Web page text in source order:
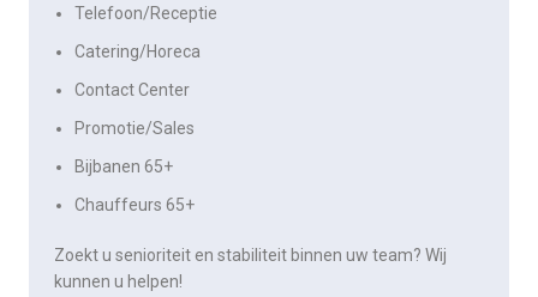
Telefoon/Receptie
Catering/Horeca
Contact Center
Promotie/Sales
Bijbanen 65+
Chauffeurs 65+
Zoekt u senioriteit en stabiliteit binnen uw team? Wij
kunnen u helpen!